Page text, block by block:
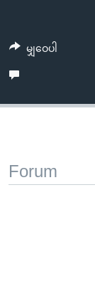
ကျော်
ရန်
မျှဝေပါ
Forum